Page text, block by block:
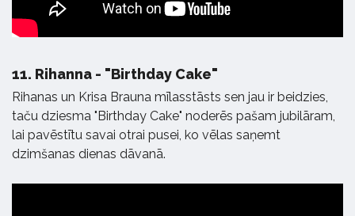
11. Rihanna - "Birthday Cake"
Rihanas un Krisa Brauna mīlasstāsts sen jau ir beidzies,
taču dziesma "Birthday Cake" noderēs pašam jubilāram,
lai pavēstītu savai otrai pusei, ko vēlas saņemt
dzimšanas dienas dāvanā.